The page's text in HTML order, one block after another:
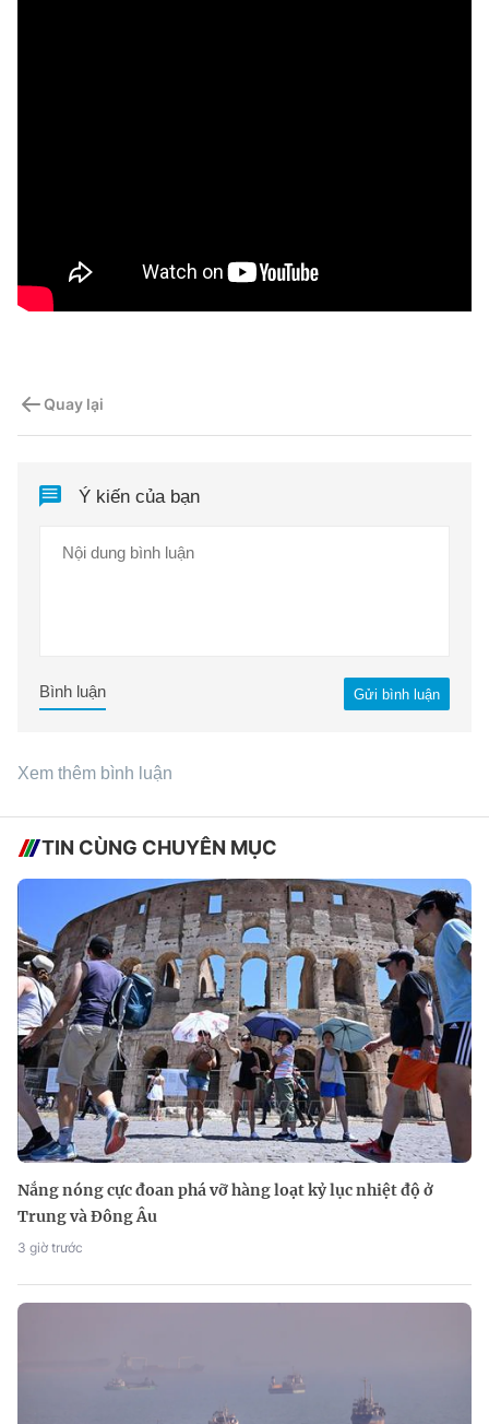
Quay lại
Ý kiến của bạn
Gửi bình luận
Bình luận
Xem thêm bình luận
TIN CÙNG CHUYÊN MỤC
Nắng nóng cực đoan phá vỡ hàng loạt kỷ lục nhiệt độ ở
Trung và Đông Âu
3 giờ trước